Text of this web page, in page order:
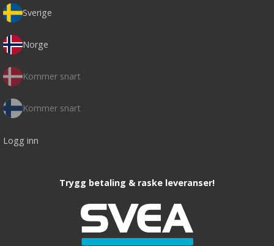
Sverige
Norge
Kommer snart
Kommer snart
Logg inn
Trygg betaling & raske leveranser!